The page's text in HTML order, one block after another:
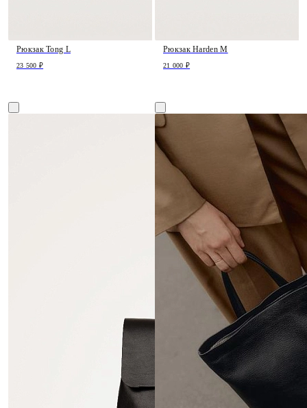
Рюкзак Tong L
23 500 ₽
Рюкзак Harden M
21 000 ₽